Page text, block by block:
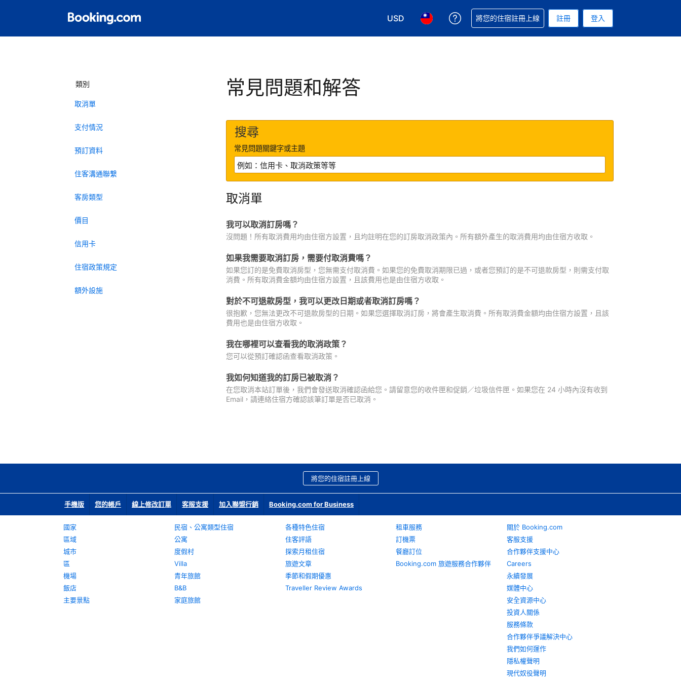
USD
選擇您使用的幣別. 您現在所使用的幣別為美元
選擇您使用的語言. 您目前所選的語言是繁體中文
取得訂單相關協助
將您的住宿註冊上線 註冊 登入
類別
取消單
支付情況
預訂資料
住客溝通聯繫
客房類型
價目
信用卡
住宿政策規定
額外設施
常見問題和解答
搜尋
常見問題關鍵字或主題
取消單
我可以取消訂房嗎？
沒問題！所有取消費用均由住宿方設置，且均註明在您的訂房取消政策內。所有額外產生的取消費用均由住宿方收取。
如果我需要取消訂房，需要付取消費嗎？
如果您訂的是免費取消房型，您無需支付取消費。如果您的免費取消期限已過，或者您預訂的是不可退款房型，則需支付取
消費。所有取消費金額均由住宿方設置，且該費用也是由住宿方收取。
對於不可退款房型，我可以更改日期或者取消訂房嗎？
很抱歉，您無法更改不可退款房型的日期。如果您選擇取消訂房，將會產生取消費。所有取消費金額均由住宿方設置，且該
費用也是由住宿方收取。
我在哪裡可以查看我的取消政策？
您可以從預訂確認函查看取消政策。
我如何知道我的訂房已被取消？
在您取消本站訂單後，我們會發送取消確認函給您。請留意您的收件匣和促銷／垃圾信件匣。如果您在 24 小時內沒有收到
Email，請連絡住宿方確認該筆訂單是否已取消。
將您的住宿註冊上線
手機版 您的帳戶 線上修改訂單 客服支援 加入聯盟行銷 Booking.com for Business
國家
區域
城市
區
機場
飯店
主要景點
民宿、公寓類型住宿
公寓
度假村
Villa
青年旅館
B&B
家庭旅館
各種特色住宿
住客評語
探索月租住宿
旅遊文章
季節和假期優惠
Traveller Review Awards
租車服務
訂機票
餐廳訂位
Booking.com 旅遊服務合作夥伴
關於 Booking.com
客服支援
合作夥伴支援中心
Careers
永續發展
媒體中心
安全資源中心
投資人關係
服務條款
合作夥伴爭議解決中心
我們如何運作
隱私權聲明
現代奴役聲明